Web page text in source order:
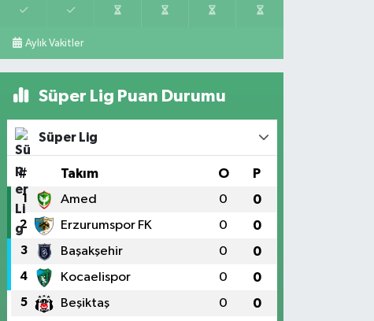
Aylık Vakitler
Süper Lig Puan Durumu
Süper Lig
# Takım O P
1 Amed 0 0
2 Erzurumspor FK 0 0
3 Başakşehir 0 0
4 Kocaelispor 0 0
5 Beşiktaş 0 0